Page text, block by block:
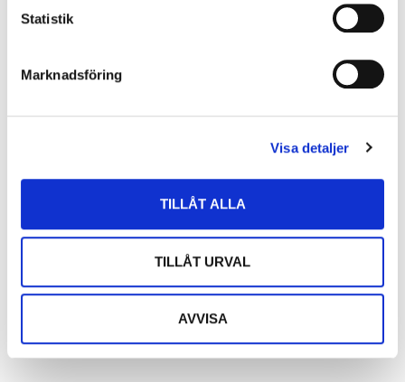
Statistik
Marknadsföring
Visa detaljer
TILLÅT ALLA
TILLÅT URVAL
AVVISA